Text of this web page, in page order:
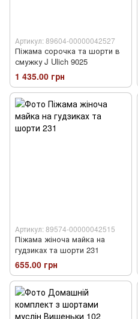
Артикул: 89604-00000042527
Піжама сорочка та шорти в
смужку J Ulich 9025
1 435.00 грн
Артикул: 89574-00000042515
Піжама жіноча майка на
гудзиках та шорти 231
655.00 грн